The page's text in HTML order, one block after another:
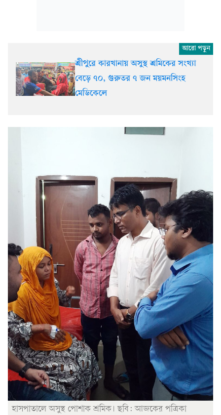
শ্রীপুরে কারখানায় অসুস্থ শ্রমিকের সংখ্যা
বেড়ে ৭০, গুরুতর ৭ জন ময়মনসিংহ
মেডিকেলে
হাসপাতালে অসুস্থ পোশাক শ্রমিক। ছবি: আজকের পত্রিকা